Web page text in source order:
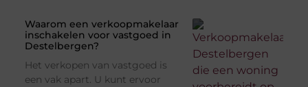
Waarom een verkoopmakelaar
inschakelen voor vastgoed in
Destelbergen?
Het verkopen van vastgoed is
een vak apart. U kunt ervoor